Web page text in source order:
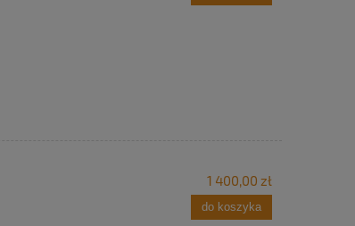
1 400,00 zł
do koszyka